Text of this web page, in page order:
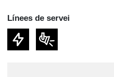
Línees de servei